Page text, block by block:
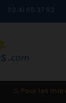
02 41 65 37 52
⚠️ Pour les